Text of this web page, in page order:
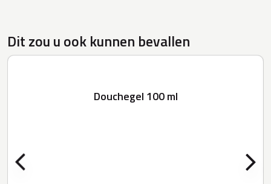
Dit zou u ook kunnen bevallen
Douchegel 100 ml